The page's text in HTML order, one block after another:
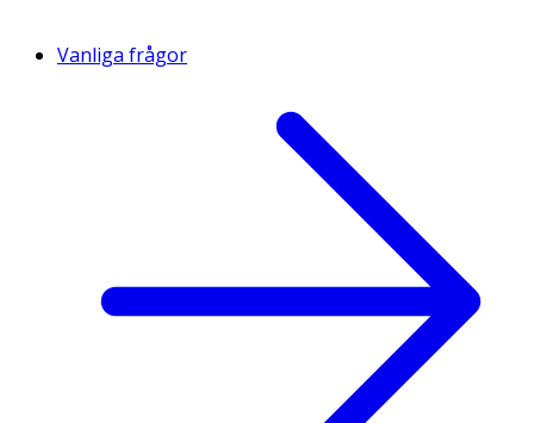
Vanliga frågor